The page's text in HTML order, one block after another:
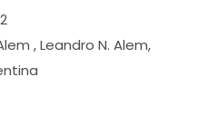
, Leandro N. Alem,